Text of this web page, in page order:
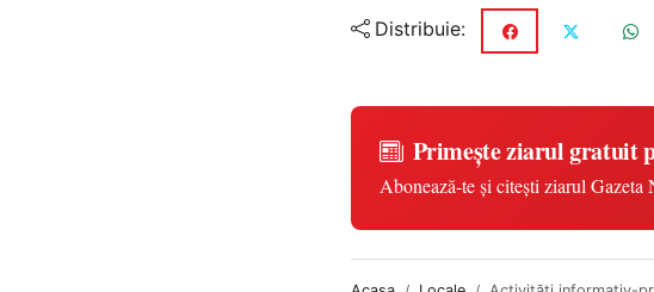
Distribuie:
Primește ziarul gratuit
Abonează-te și citești ziarul